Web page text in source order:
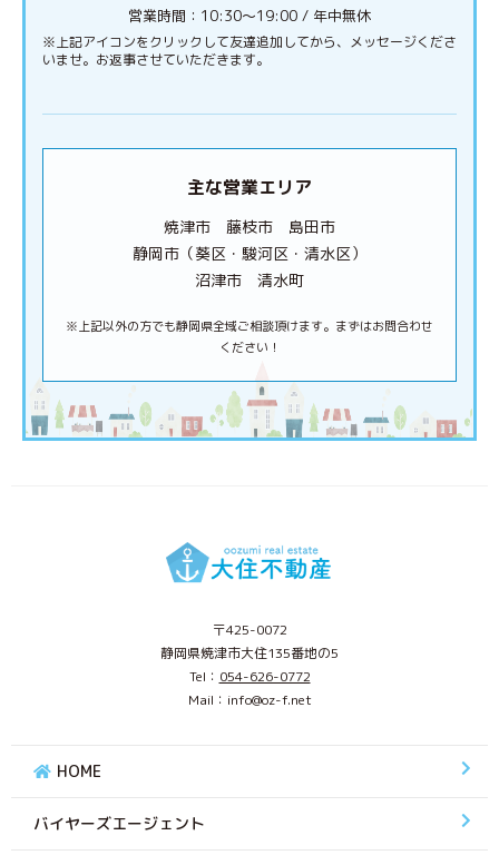
営業時間：10:30〜19:00 / 年中無休
※上記アイコンをクリックして友達追加してから、メッセージくださ
いませ。お返事させていただきます。
主な営業エリア
焼津市 藤枝市 島田市
静岡市（葵区・駿河区・清水区）
沼津市 清水町
※上記以外の方でも静岡県全域ご相談頂けます。まずはお問合わせ
ください！
〒425-0072
静岡県焼津市大住135番地の5
Tel： 054-626-0772
Mail：info@oz-f.net
HOME
バイヤーズエージェント